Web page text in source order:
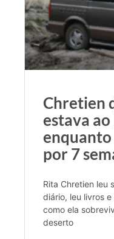
Chretien
estava
enquanto
por 7
Rita Chretien leu
diário, leu livros
como ela
deserto